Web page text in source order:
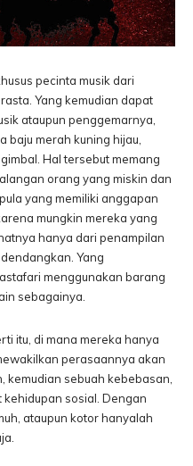
pecinta musik dari
Yang kemudian dapat
ataupun penggemarnya,
baju merah kuning hijau,
Hal tersebut memang
orang yang miskin dan
yang memiliki anggapan
mungkin mereka yang
hanya dari penampilan
Yang
menggunakan barang
sebagainya.
itu, di mana mereka hanya
perasaannya akan
sebuah kebebasan,
sosial. Dengan
ataupun kotor hanyalah